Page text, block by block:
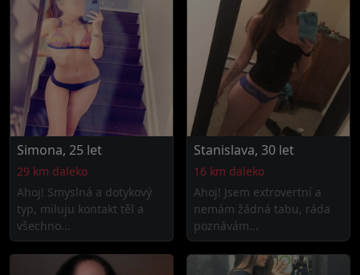
Simona, 25 let
29 km daleko
Ahoj! Smyslná a dotykový
typ, miluju kontakt těl a
všechno...
Stanislava, 30 let
16 km daleko
Ahoj! Jsem extrovertní a
nemám žádná tabu, ráda
poznávám...